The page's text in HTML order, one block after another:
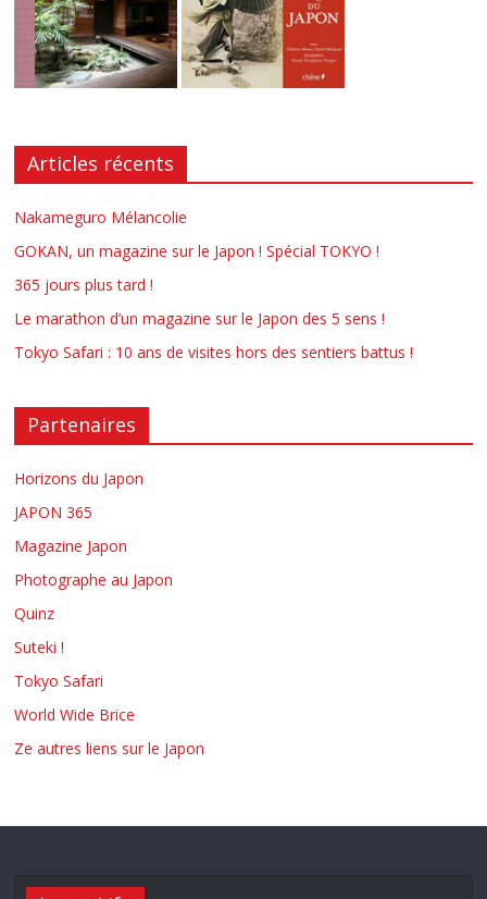
Articles récents
Nakameguro Mélancolie
GOKAN, un magazine sur le Japon ! Spécial TOKYO !
365 jours plus tard !
Le marathon d’un magazine sur le Japon des 5 sens !
Tokyo Safari : 10 ans de visites hors des sentiers battus !
Partenaires
Horizons du Japon
JAPON 365
Magazine Japon
Photographe au Japon
Quinz
Suteki !
Tokyo Safari
World Wide Brice
Ze autres liens sur le Japon